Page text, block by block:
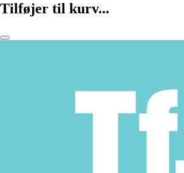
Tilføjer til kurv...